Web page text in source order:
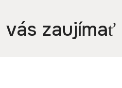
vás zaujímať